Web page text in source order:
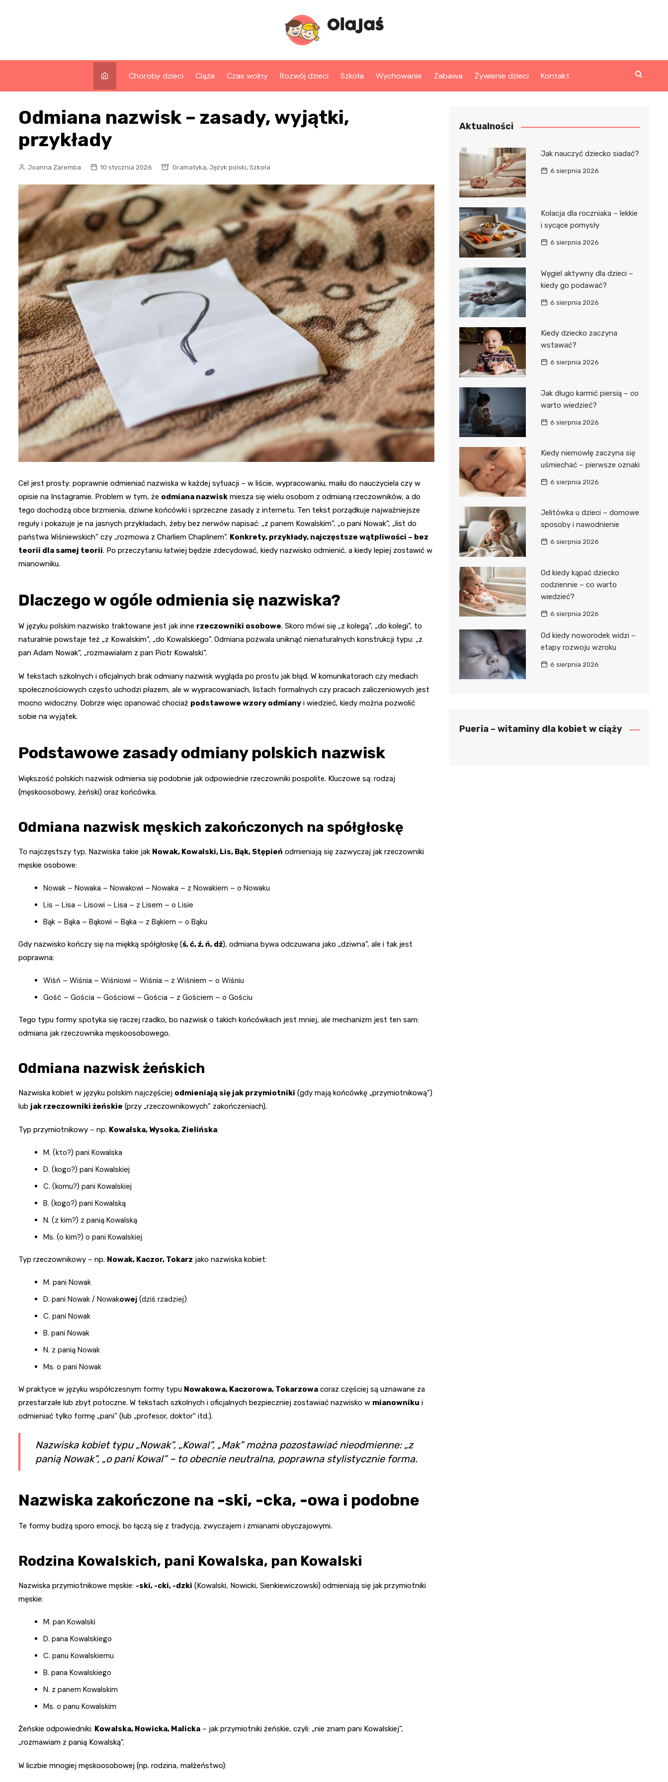
Choroby dzieci Ciąża Czas wolny Rozwój dzieci Szkoła Wychowanie Zabawa Żywienie dzieci Kontakt
Odmiana nazwisk – zasady, wyjątki,
przykłady
Joanna Zaremba 10 stycznia 2026 Gramatyka, Język polski, Szkoła
Cel jest prosty: poprawnie odmieniać nazwiska w każdej sytuacji – w liście, wypracowaniu, mailu do nauczyciela czy w
opisie na Instagramie. Problem w tym, że odmiana nazwisk miesza się wielu osobom z odmianą rzeczowników, a do
tego dochodzą obce brzmienia, dziwne końcówki i sprzeczne zasady z internetu. Ten tekst porządkuje najważniejsze
reguły i pokazuje je na jasnych przykładach, żeby bez nerwów napisać: „z panem Kowalskim”, „o pani Nowak”, „list do
państwa Wiśniewskich” czy „rozmowa z Charliem Chaplinem”. Konkrety, przykłady, najczęstsze wątpliwości – bez
teorii dla samej teorii. Po przeczytaniu łatwiej będzie zdecydować, kiedy nazwisko odmienić, a kiedy lepiej zostawić w
mianowniku.
Dlaczego w ogóle odmienia się nazwiska?
W języku polskim nazwisko traktowane jest jak inne rzeczowniki osobowe. Skoro mówi się „z kolegą”, „do kolegi”, to
naturalnie powstaje też „z Kowalskim”, „do Kowalskiego”. Odmiana pozwala uniknąć nienaturalnych konstrukcji typu: „z
pan Adam Nowak”, „rozmawiałam z pan Piotr Kowalski”.
W tekstach szkolnych i oficjalnych brak odmiany nazwisk wygląda po prostu jak błąd. W komunikatorach czy mediach
społecznościowych często uchodzi płazem, ale w wypracowaniach, listach formalnych czy pracach zaliczeniowych jest
mocno widoczny. Dobrze więc opanować chociaż podstawowe wzory odmiany i wiedzieć, kiedy można pozwolić
sobie na wyjątek.
Podstawowe zasady odmiany polskich nazwisk
Większość polskich nazwisk odmienia się podobnie jak odpowiednie rzeczowniki pospolite. Kluczowe są: rodzaj
(męskoosobowy, żeński) oraz końcówka.
Odmiana nazwisk męskich zakończonych na spółgłoskę
To najczęstszy typ. Nazwiska takie jak Nowak, Kowalski, Lis, Bąk, Stępień odmieniają się zazwyczaj jak rzeczowniki
męskie osobowe:
Nowak – Nowaka – Nowakowi – Nowaka – z Nowakiem – o Nowaku
Lis – Lisa – Lisowi – Lisa – z Lisem – o Lisie
Bąk – Bąka – Bąkowi – Bąka – z Bąkiem – o Bąku
Gdy nazwisko kończy się na miękką spółgłoskę (ś, ć, ź, ń, dź), odmiana bywa odczuwana jako „dziwna”, ale i tak jest
poprawna:
Wiśń – Wiśnia – Wiśniowi – Wiśnia – z Wiśniem – o Wiśniu
Gość – Gościa – Gościowi – Gościa – z Gościem – o Gościu
Tego typu formy spotyka się raczej rzadko, bo nazwisk o takich końcówkach jest mniej, ale mechanizm jest ten sam:
odmiana jak rzeczownika męskoosobowego.
Odmiana nazwisk żeńskich
Nazwiska kobiet w języku polskim najczęściej odmieniają się jak przymiotniki (gdy mają końcówkę „przymiotnikową”)
lub jak rzeczowniki żeńskie (przy „rzeczownikowych” zakończeniach).
Typ przymiotnikowy – np. Kowalska, Wysoka, Zielińska:
M. (kto?) pani Kowalska
D. (kogo?) pani Kowalskiej
C. (komu?) pani Kowalskiej
B. (kogo?) pani Kowalską
N. (z kim?) z panią Kowalską
Ms. (o kim?) o pani Kowalskiej
Typ rzeczownikowy – np. Nowak, Kaczor, Tokarz jako nazwiska kobiet:
M. pani Nowak
D. pani Nowak / Nowakowej (dziś rzadziej)
C. pani Nowak
B. pani Nowak
N. z panią Nowak
Ms. o pani Nowak
W praktyce w języku współczesnym formy typu Nowakowa, Kaczorowa, Tokarzowa coraz częściej są uznawane za
przestarzałe lub zbyt potoczne. W tekstach szkolnych i oficjalnych bezpieczniej zostawiać nazwisko w mianowniku i
odmieniać tylko formę „pani” (lub „profesor, doktor” itd.).
Nazwiska kobiet typu „Nowak”, „Kowal”, „Mak” można pozostawiać nieodmienne: „z
panią Nowak”, „o pani Kowal” – to obecnie neutralna, poprawna stylistycznie forma.
Nazwiska zakończone na -ski, -cka, -owa i podobne
Te formy budzą sporo emocji, bo łączą się z tradycją, zwyczajem i zmianami obyczajowymi.
Rodzina Kowalskich, pani Kowalska, pan Kowalski
Nazwiska przymiotnikowe męskie: -ski, -cki, -dzki (Kowalski, Nowicki, Sienkiewiczowski) odmieniają się jak przymiotniki
męskie:
M. pan Kowalski
D. pana Kowalskiego
C. panu Kowalskiemu
B. pana Kowalskiego
N. z panem Kowalskim
Ms. o panu Kowalskim
Żeńskie odpowiedniki: Kowalska, Nowicka, Malicka – jak przymiotniki żeńskie, czyli: „nie znam pani Kowalskiej”,
„rozmawiam z panią Kowalską”.
W liczbie mnogiej męskoosobowej (np. rodzina, małżeństwo):
Aktualności
Jak nauczyć dziecko siadać?
6 sierpnia 2026
Kolacja dla roczniaka – lekkie
i sycące pomysły
6 sierpnia 2026
Węgiel aktywny dla dzieci –
kiedy go podawać?
6 sierpnia 2026
Kiedy dziecko zaczyna
wstawać?
6 sierpnia 2026
Jak długo karmić piersią – co
warto wiedzieć?
6 sierpnia 2026
Kiedy niemowlę zaczyna się
uśmiechać – pierwsze oznaki
6 sierpnia 2026
Jelitówka u dzieci – domowe
sposoby i nawodnienie
6 sierpnia 2026
Od kiedy kąpać dziecko
codziennie – co warto
wiedzieć?
6 sierpnia 2026
Od kiedy noworodek widzi –
etapy rozwoju wzroku
6 sierpnia 2026
Pueria – witaminy dla kobiet w ciąży